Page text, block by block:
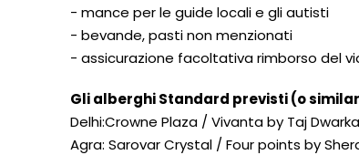
- mance per le guide locali e gli autisti
- bevande, pasti non menzionati
- assicurazione facoltativa rimborso del
Gli alberghi Standard previsti (o
Delhi:Crowne Plaza / Vivanta by Taj
Agra: Sarovar Crystal / Four points by